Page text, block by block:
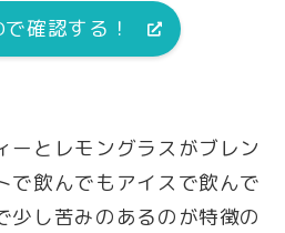
で確認する！
ーとレモングラスがブレン
で飲んでもアイスで飲んで
少し苦みのあるのが特徴の